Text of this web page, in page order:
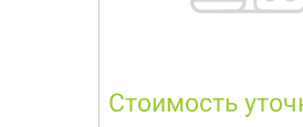
Стоимость